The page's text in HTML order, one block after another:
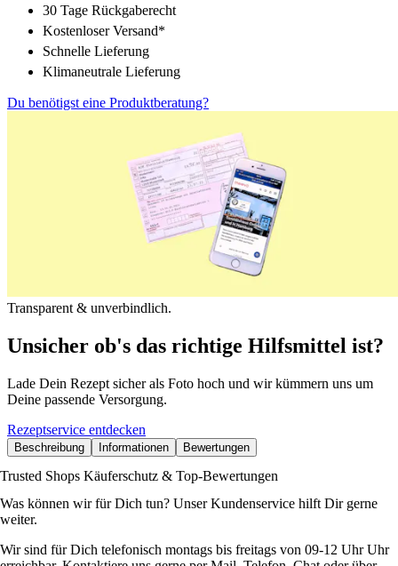
30 Tage Rückgaberecht
Kostenloser Versand*
Schnelle Lieferung
Klimaneutrale Lieferung
Du benötigst eine Produktberatung?
Transparent & unverbindlich.
Unsicher ob's das richtige Hilfsmittel ist?
Lade Dein Rezept sicher als Foto hoch und wir kümmern uns um
Deine passende Versorgung.
Rezeptservice entdecken
Beschreibung Informationen Bewertungen
Trusted Shops Käuferschutz & Top-Bewertungen
Was können wir für Dich tun? Unser Kundenservice hilft Dir gerne
weiter.
Wir sind für Dich telefonisch montags bis freitags von 09-12 Uhr Uhr